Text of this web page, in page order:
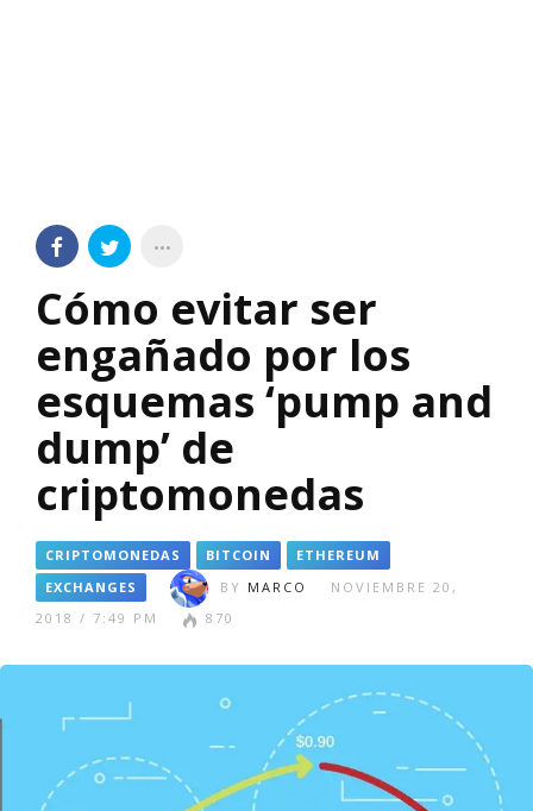
Cómo evitar ser
engañado por los
esquemas ‘pump and
dump’ de
criptomonedas
CRIPTOMONEDAS BITCOIN
ETHEREUM
EXCHANGES
BY MARCO
NOVIEMBRE 20,
2018 / 7:49 PM
870